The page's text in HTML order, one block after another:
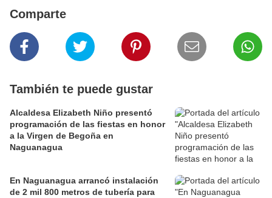
Comparte
También te puede gustar
Alcaldesa Elizabeth Niño presentó
programación de las fiestas en honor
a la Virgen de Begoña en
Naguanagua
En Naguanagua arrancó instalación
de 2 mil 800 metros de tubería para